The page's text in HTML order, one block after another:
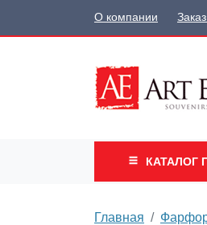
О компании
КАТАЛОГ
Главная Фарфор